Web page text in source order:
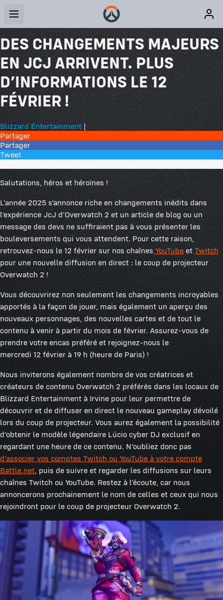
DES CHANGEMENTS MAJEURS
EN JCJ ARRIVENT. PLUS
D’INFORMATIONS LE 12
FÉVRIER !
Blizzard Entertainment|
Partager
Partager
Tweet
Salutations, héros et héroïnes !
L’année 2025 s’annonce riche en changements inédits dans
l’expérience JcJ d’Overwatch 2 et un article de blog ou un
message des devs ne suffiraient pas à vous présenter les
bouleversements qui vous attendent. Pour cette raison,
retrouvez-nous le 12 février sur nos chaînes YouTube et Twitch
pour une nouvelle diffusion en direct : le coup de projecteur
Overwatch 2 !
Vous découvrirez non seulement les changements incroyables
apportés à la façon de jouer, mais également un aperçu des
nouveaux personnages, des nouvelles cartes et de tout le
contenu à venir à partir du mois de février. Assurez-vous de
prendre votre encas préféré et rejoignez-nous le
mercredi 12 février à 19 h (heure de Paris) !
Nous inviterons également nombre de vos créatrices et
créateurs de contenu Overwatch 2 préférés dans les locaux de
Blizzard Entertainment à Irvine pour leur permettre de
découvrir et de diffuser en direct le nouveau gameplay dévoilé
lors du coup de projecteur. Vous aurez également la possibilité
d’obtenir le modèle légendaire Lúcio cyber DJ exclusif en
regardant une heure de ce contenu. N’oubliez donc pas
d’associer vos comptes Twitch ou YouTube à votre compte
Battle.net, puis de suivre et regarder les diffusions sur leurs
chaînes Twitch ou YouTube. Restez à l’écoute, car nous
annoncerons prochainement le nom de celles et ceux qui nous
rejoindront pour le coup de projecteur Overwatch 2.